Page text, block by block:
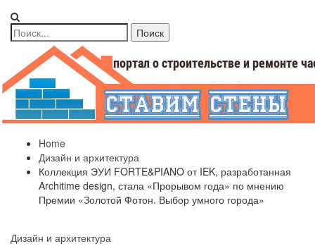
Home
Дизайн и архитектура
Коллекция ЭУИ FORTE&PIANO от IEK, разработанная
Architime design, стала «Прорывом года» по мнению
Премии «Золотой Фотон. Выбор умного города»
Дизайн и архитектура